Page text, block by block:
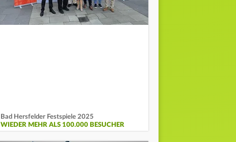
Bad Hersfelder Festspiele 2025
WIEDER MEHR ALS 100.000 BESUCHER